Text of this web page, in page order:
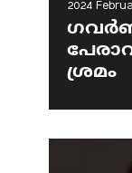
2024
ശ്രമം